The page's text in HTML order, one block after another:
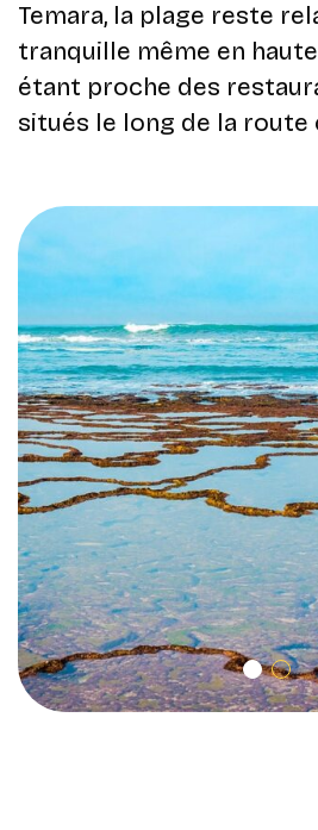
Temara, la plage reste
tranquille même en
étant proche des
situés le long de la route